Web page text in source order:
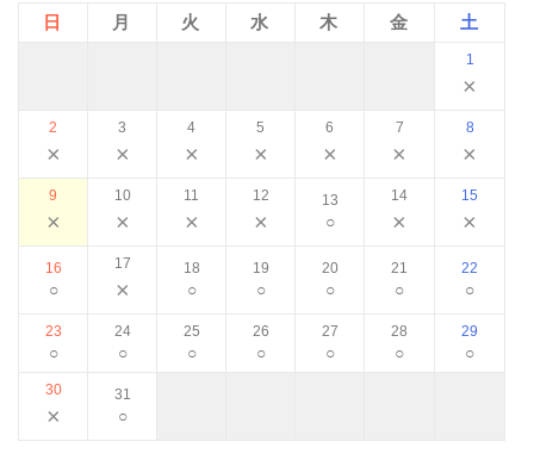
日 月 火 水 木 金 土
1
×
2
×
3
×
4
×
5
×
6
×
7
×
8
×
9
×
10
×
11
×
12
×
13
○
14
×
15
×
16
○
17
×
18
○
19
○
20
○
21
○
22
○
23
○
24
○
25
○
26
○
27
○
28
○
29
○
30
×
31
○